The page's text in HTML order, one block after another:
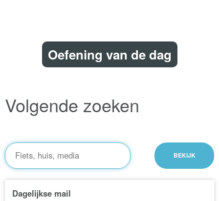
Oefening van de dag
Volgende zoeken
Dagelijkse mail